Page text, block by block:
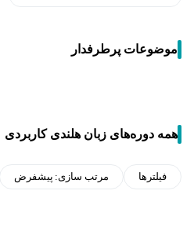
موضوعات پرطرفدار
همه دوره‌های زبان هلندی کاربردی
فیلترها مرتب سازی: پیشفرض